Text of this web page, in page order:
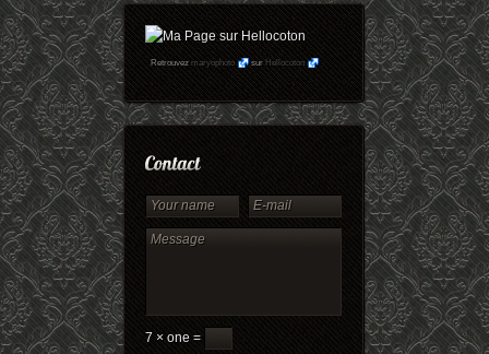
Retrouvezmaryophoto surHellocoton
7 × one =